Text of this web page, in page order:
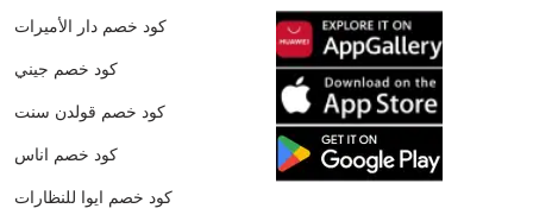
كود خصم دار الأميرات
كود خصم جيني
كود خصم قولدن سنت
كود خصم اناس
كود خصم ايوا للنظارات